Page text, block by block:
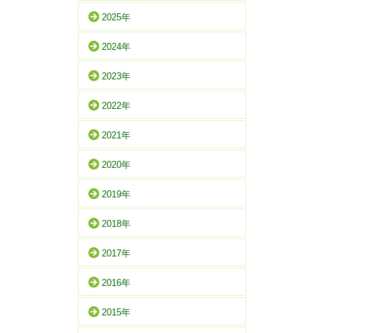
2025年
2024年
2023年
2022年
2021年
2020年
2019年
2018年
2017年
2016年
2015年